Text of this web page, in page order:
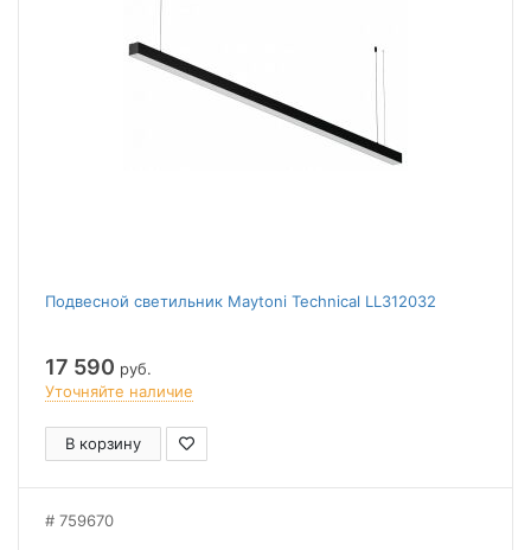
Подвесной светильник Maytoni Technical LL312032
17 590 руб.
Уточняйте наличие
В корзину
759670